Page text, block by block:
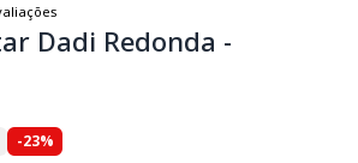
Dadi Redonda -
-23%